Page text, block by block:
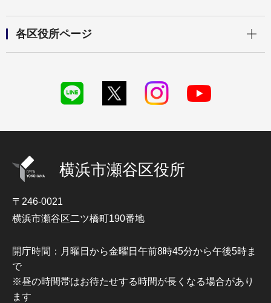
各区役所ページ
横浜市瀬谷区役所
〒246-0021
横浜市瀬谷区二ツ橋町190番地
開庁時間：月曜日から金曜日午前8時45分から午後5時ま
で
※昼の時間帯はお待たせする時間が長くなる場合があり
ます